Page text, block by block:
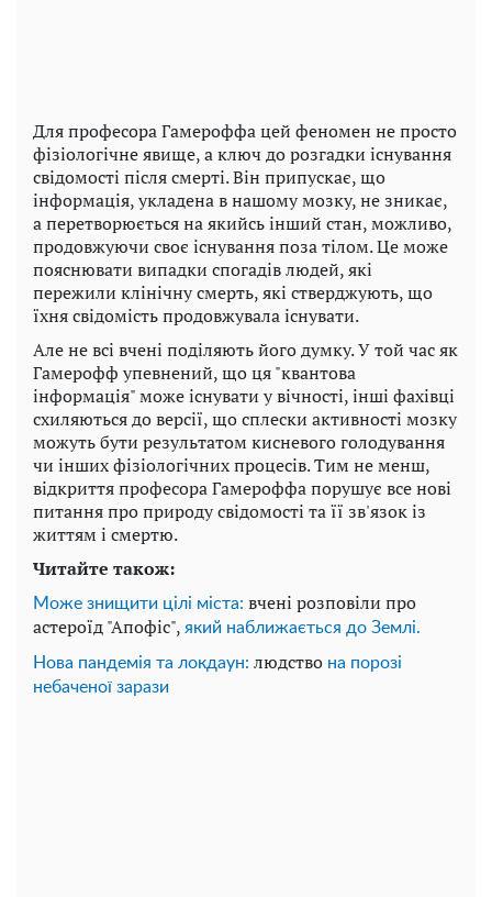
Для професора Гамероффа цей феномен не просто
фізіологічне явище, а ключ до розгадки існування
свідомості після смерті. Він припускає, що
інформація, укладена в нашому мозку, не зникає,
а перетворюється на якийсь інший стан, можливо,
продовжуючи своє існування поза тілом. Це може
пояснювати випадки спогадів людей, які
пережили клінічну смерть, які стверджують, що
їхня свідомість продовжувала існувати.
Але не всі вчені поділяють його думку. У той час як
Гамерофф упевнений, що ця "квантова
інформація" може існувати у вічності, інші фахівці
схиляються до версії, що сплески активності мозку
можуть бути результатом кисневого голодування
чи інших фізіологічних процесів. Тим не менш,
відкриття професора Гамероффа порушує все нові
питання про природу свідомості та її зв'язок із
життям і смертю.
Читайте також:
Може знищити цілі міста: вчені розповіли про
астероїд "Апофіс", який наближається до Землі.
Нова пандемія та локдаун: людство на порозі
небаченої зарази